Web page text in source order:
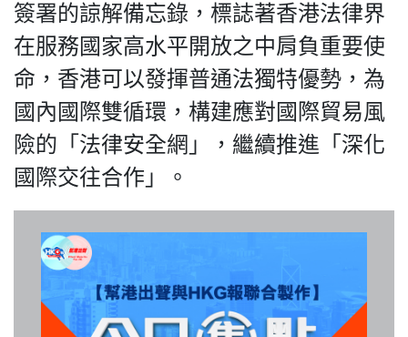
登記支持
聯絡我們
簽署的諒解備忘錄，標誌著香港法律界
在服務國家高水平開放之中肩負重要使
命，香港可以發揮普通法獨特優勢，為
國內國際雙循環，構建應對國際貿易風
險的「法律安全網」，繼續推進「深化
國際交往合作」。